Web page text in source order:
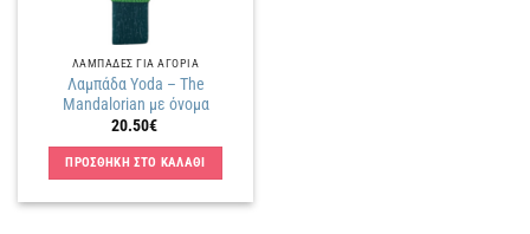
ΛΑΜΠΑΔΕΣ ΓΙΑ ΑΓΟΡΙΑ
Λαμπάδα Yoda – The
Mandalorian με όνομα
20.50€
ΠΡΟΣΘΗΚΗ ΣΤΟ ΚΑΛΑΘΙ